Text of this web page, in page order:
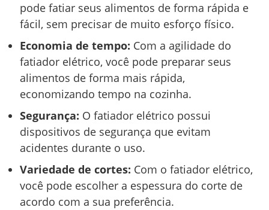
pode fatiar seus alimentos de forma rápida e
fácil, sem precisar de muito esforço físico.
Economia de tempo: Com a agilidade do
fatiador elétrico, você pode preparar seus
alimentos de forma mais rápida,
economizando tempo na cozinha.
Segurança: O fatiador elétrico possui
dispositivos de segurança que evitam
acidentes durante o uso.
Variedade de cortes: Com o fatiador elétrico,
você pode escolher a espessura do corte de
acordo com a sua preferência.